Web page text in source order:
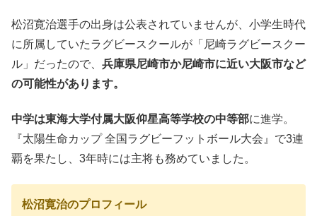
松沼寛治選手の出身は公表されていませんが、小学生時代
に所属していたラグビースクールが「尼崎ラグビースクー
ル」だったので、 兵庫県尼崎市か尼崎市に近い大阪市など
の可能性があります。
中学は東海大学付属大阪仰星高等学校の中等部に進学。
『太陽生命カップ 全国ラグビーフットボール大会』で3連
覇を果たし、3年時には主将も務めていました。
松沼寛治のプロフィール